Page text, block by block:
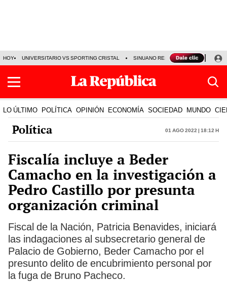
HOY UNIVERSITARIO VS SPORTING CRISTAL SINUANO RESULTADOS HOY
LO ÚLTIMO POLÍTICA OPINIÓN ECONOMÍA SOCIEDAD MUNDO
Política 01 Ago 2022 | 18:12 h
Fiscalía incluye a Beder
Camacho en la investigación a
Pedro Castillo por presunta
organización criminal
Fiscal de la Nación, Patricia Benavides, iniciará
las indagaciones al subsecretario general de
Palacio de Gobierno, Beder Camacho por el
presunto delito de encubrimiento personal por
la fuga de Bruno Pacheco.